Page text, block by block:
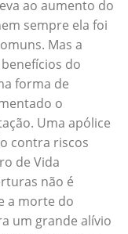
ao aumento do
sempre ela foi
Mas a
do
forma de
o
Uma apólice
contra riscos
de Vida
não é
a morte do
um grande alívio